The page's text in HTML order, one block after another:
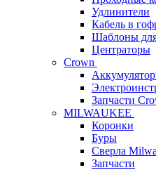
Удлинители
Кабель в
Шаблоны
Центраторы
Crown
Запчасти
MILWAUKEE
Коронки
Буры
Сверла
Запчасти